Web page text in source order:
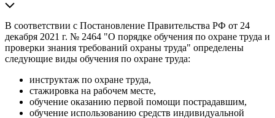
В соответствии с Постановление Правительства РФ от 24
декабря 2021 г. № 2464 "О порядке обучения по охране труда и
проверки знания требований охраны труда" определены
следующие виды обучения по охране труда:
инструктаж по охране труда,
стажировка на рабочем месте,
обучение оказанию первой помощи пострадавшим,
обучение использованию средств индивидуальной